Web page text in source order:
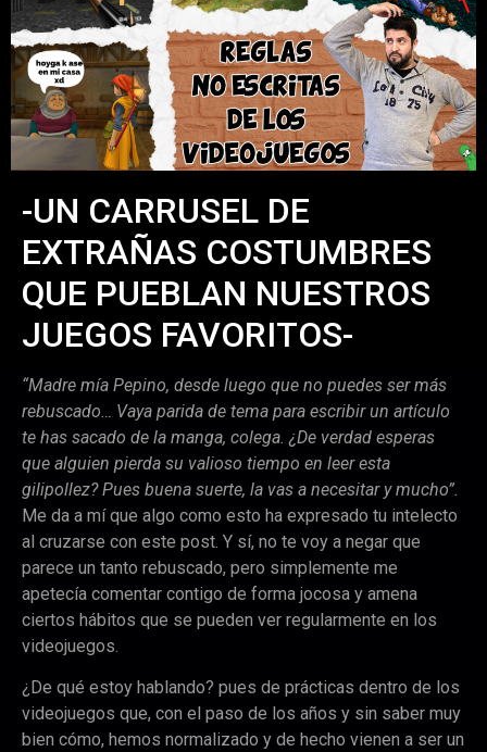
-UN CARRUSEL DE
EXTRAÑAS COSTUMBRES
QUE PUEBLAN NUESTROS
JUEGOS FAVORITOS-
“Madre mía Pepino, desde luego que no puedes ser más
rebuscado… Vaya parida de tema para escribir un artículo
te has sacado de la manga, colega. ¿De verdad esperas
que alguien pierda su valioso tiempo en leer esta
gilipollez? Pues buena suerte, la vas a necesitar y mucho”.
Me da a mí que algo como esto ha expresado tu intelecto
al cruzarse con este post. Y sí, no te voy a negar que
parece un tanto rebuscado, pero simplemente me
apetecía comentar contigo de forma jocosa y amena
ciertos hábitos que se pueden ver regularmente en los
videojuegos.
¿De qué estoy hablando? pues de prácticas dentro de los
videojuegos que, con el paso de los años y sin saber muy
bien cómo, hemos normalizado y de hecho vienen a ser un